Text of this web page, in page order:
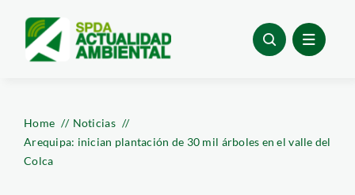
content
Home
Noticias
Arequipa: inician plantación de 30 mil árboles en el valle del
Colca